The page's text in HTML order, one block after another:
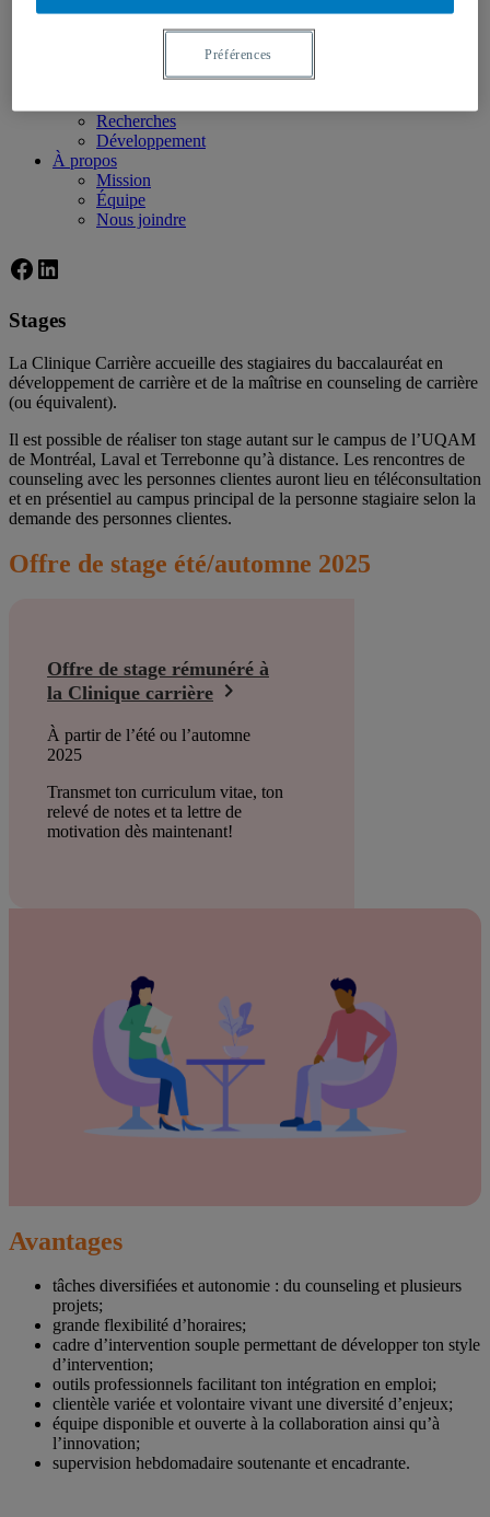
Recherches
Développement
À propos
Mission
Équipe
Nous joindre
Facebook
LinkedIn
Stages
La Clinique Carrière accueille des stagiaires du baccalauréat en
développement de carrière et de la maîtrise en counseling de carrière
(ou équivalent).
Il est possible de réaliser ton stage autant sur le campus de l’UQAM
de Montréal, Laval et Terrebonne qu’à distance. Les rencontres de
counseling avec les personnes clientes auront lieu en téléconsultation
et en présentiel au campus principal de la personne stagiaire selon la
demande des personnes clientes.
Offre de stage été/automne 2025
Offre de stage rémunéré à
la Clinique carrière
À partir de l’été ou l’automne
2025
Transmet ton curriculum vitae, ton
relevé de notes et ta lettre de
motivation dès maintenant!
Avantages
tâches diversifiées et autonomie : du counseling et plusieurs
projets;
grande flexibilité d’horaires;
cadre d’intervention souple permettant de développer ton style
d’intervention;
outils professionnels facilitant ton intégration en emploi;
clientèle variée et volontaire vivant une diversité d’enjeux;
équipe disponible et ouverte à la collaboration ainsi qu’à
l’innovation;
supervision hebdomadaire soutenante et encadrante.
Préférences